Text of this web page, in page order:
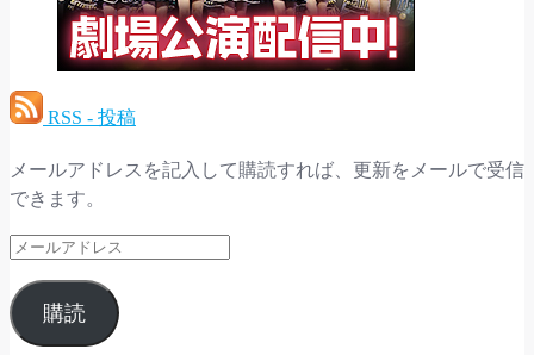
RSS - 投稿
メールアドレスを記入して購読すれば、更新をメールで受信
できます。
メ
ル
ア
購読